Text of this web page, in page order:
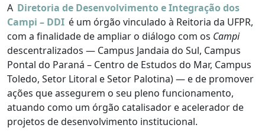
A Diretoria de Desenvolvimento e Integração dos
Campi – DDI é um órgão vinculado à Reitoria da UFPR,
com a finalidade de ampliar o diálogo com os Campi
descentralizados — Campus Jandaia do Sul, Campus
Pontal do Paraná – Centro de Estudos do Mar, Campus
Toledo, Setor Litoral e Setor Palotina) — e de promover
ações que assegurem o seu pleno funcionamento,
atuando como um órgão catalisador e acelerador de
projetos de desenvolvimento institucional.